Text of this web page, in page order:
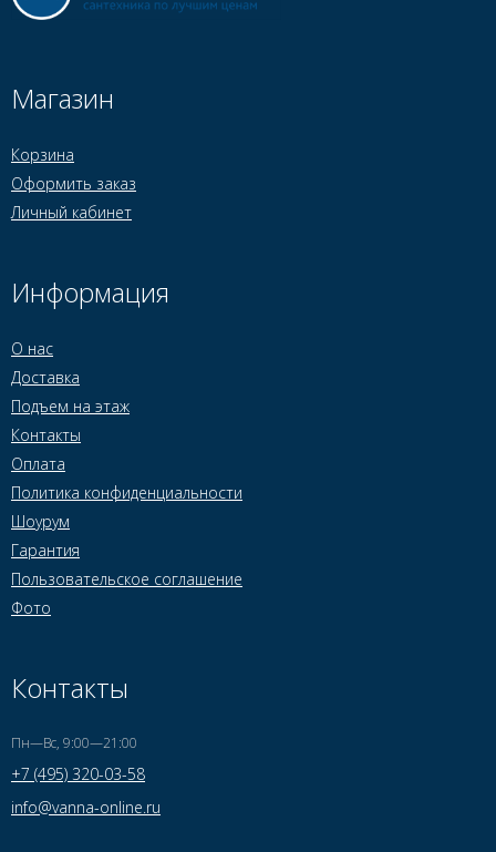
Магазин
Корзина
Оформить заказ
Личный кабинет
Информация
О нас
Доставка
Подъем на этаж
Контакты
Оплата
Политика конфиденциальности
Шоурум
Гарантия
Пользовательское соглашение
Фото
Контакты
Пн—Вс, 9:00—21:00
+7 (495) 320-03-58
info@vanna-online.ru